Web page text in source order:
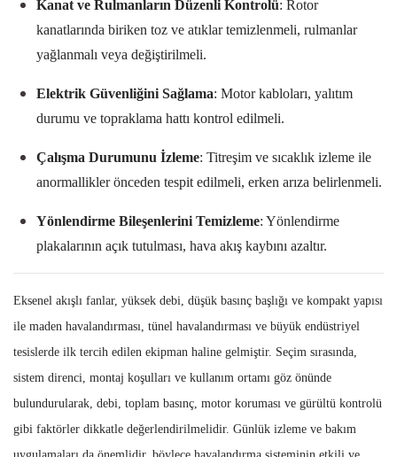
Kanat ve Rulmanların Düzenli Kontrolü: Rotor
kanatlarında biriken toz ve atıklar temizlenmeli, rulmanlar
yağlanmalı veya değiştirilmeli.
Elektrik Güvenliğini Sağlama: Motor kabloları, yalıtım
durumu ve topraklama hattı kontrol edilmeli.
Çalışma Durumunu İzleme: Titreşim ve sıcaklık izleme ile
anormallikler önceden tespit edilmeli, erken arıza belirlenmeli.
Yönlendirme Bileşenlerini Temizleme: Yönlendirme
plakalarının açık tutulması, hava akış kaybını azaltır.
Eksenel akışlı fanlar, yüksek debi, düşük basınç başlığı ve kompakt yapısı
ile maden havalandırması, tünel havalandırması ve büyük endüstriyel
tesislerde ilk tercih edilen ekipman haline gelmiştir. Seçim sırasında,
sistem direnci, montaj koşulları ve kullanım ortamı göz önünde
bulundurularak, debi, toplam basınç, motor koruması ve gürültü kontrolü
gibi faktörler dikkatle değerlendirilmelidir. Günlük izleme ve bakım